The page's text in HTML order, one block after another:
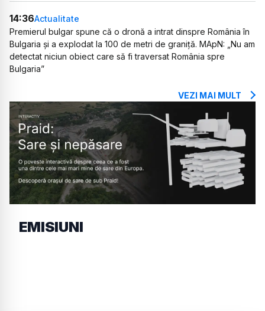
14:36Actualitate
Premierul bulgar spune că o dronă a intrat dinspre România în
Bulgaria și a explodat la 100 de metri de graniță. MApN: „Nu am
detectat niciun obiect care să fi traversat România spre
Bulgaria”
VEZI MAI MULT
EMISIUNI